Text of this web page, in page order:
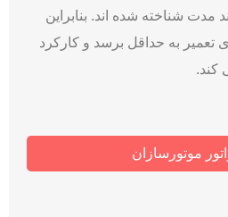
مدت شناخته شده اند. بنابراین
به حداقل برسد و کارکرد
کند.
موتورسازان